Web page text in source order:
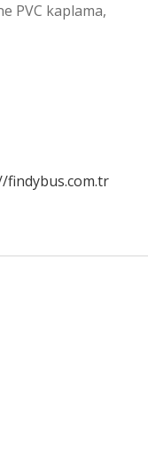
PVC kaplama,
findybus.com.tr